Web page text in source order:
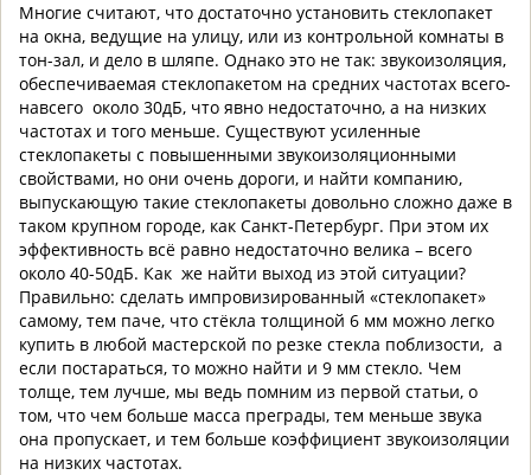
Многие считают, что достаточно установить стеклопакет
на окна, ведущие на улицу, или из контрольной комнаты в
тон-зал, и дело в шляпе. Однако это не так: звукоизоляция,
обеспечиваемая стеклопакетом на средних частотах всего-
навсего около 30дБ, что явно недостаточно, а на низких
частотах и того меньше. Существуют усиленные
стеклопакеты с повышенными звукоизоляционными
свойствами, но они очень дороги, и найти компанию,
выпускающую такие стеклопакеты довольно сложно даже в
таком крупном городе, как Санкт-Петербург. При этом их
эффективность всё равно недостаточно велика – всего
около 40-50дБ. Как же найти выход из этой ситуации?
Правильно: сделать импровизированный «стеклопакет»
самому, тем паче, что стёкла толщиной 6 мм можно легко
купить в любой мастерской по резке стекла поблизости, а
если постараться, то можно найти и 9 мм стекло. Чем
толще, тем лучше, мы ведь помним из первой статьи, о
том, что чем больше масса преграды, тем меньше звука
она пропускает, и тем больше коэффициент звукоизоляции
на низких частотах.